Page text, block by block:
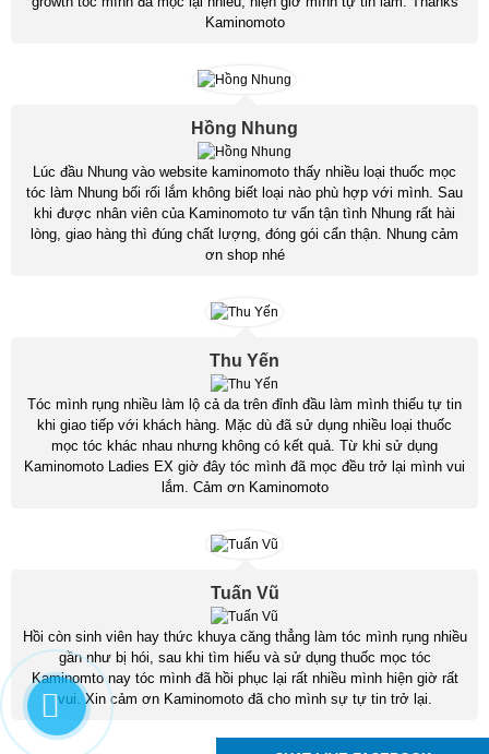
Kaminomoto
Hồng Nhung
Lúc đầu Nhung vào website kaminomoto thấy nhiều loại thuốc mọc
tóc làm Nhung bối rối lắm không biết loại nào phù hợp với mình. Sau
khi được nhân viên của Kaminomoto tư vấn tận tình Nhung rất hài
lòng, giao hàng thì đúng chất lượng, đóng gói cẩn thận. Nhung cảm
ơn shop nhé
Thu Yến
Tóc mình rụng nhiều làm lộ cả da trên đỉnh đầu làm mình thiếu tự tin
khi giao tiếp với khách hàng. Mặc dù đã sử dụng nhiều loại thuốc
mọc tóc khác nhau nhưng không có kết quả. Từ khi sử dụng
Kaminomoto Ladies EX giờ đây tóc mình đã mọc đều trở lại mình vui
lắm. Cảm ơn Kaminomoto
Tuấn Vũ
Hồi còn sinh viên hay thức khuya căng thẳng làm tóc mình rụng nhiều
gần như bị hói, sau khi tìm hiểu và sử dụng thuốc mọc tóc
Kaminomto nay tóc mình đã hồi phục lại rất nhiều mình hiện giờ rất
vui. Xin cảm ơn Kaminomoto đã cho mình sự tự tin trở lại.